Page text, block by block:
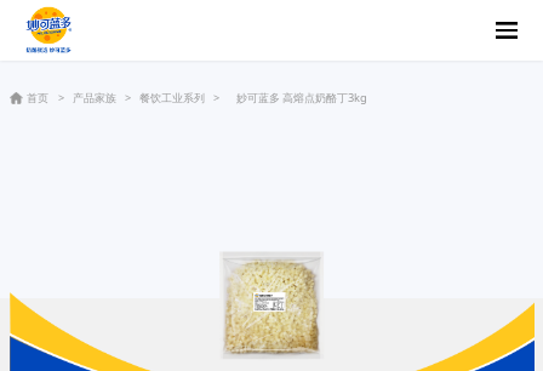
首页 > 产品家族 > 餐饮工业系列 > 妙可蓝多 高熔点奶酪丁3kg